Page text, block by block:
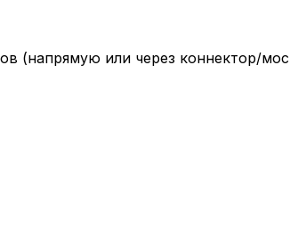
(напрямую или через коннектор/